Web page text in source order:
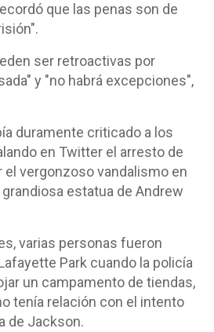
que las penas son de
ser retroactivas por
y "no habrá excepciones",
duramente criticado a los
en Twitter el arresto de
el vergonzoso vandalismo en
estatua de Andrew
varias personas fueron
Park cuando la policía
un campamento de tiendas,
tenía relación con el intento
de Jackson.